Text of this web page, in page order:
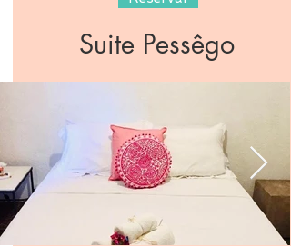
Suite Pessêgo